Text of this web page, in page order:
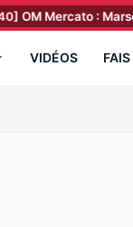
: Marseille a
VIDÉOS